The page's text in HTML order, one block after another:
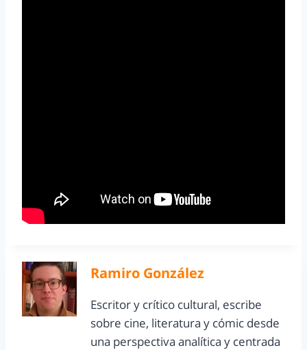
Ramiro González
Escritor y crítico cultural, escribe
sobre cine, literatura y cómic desde
una perspectiva analítica y centrada